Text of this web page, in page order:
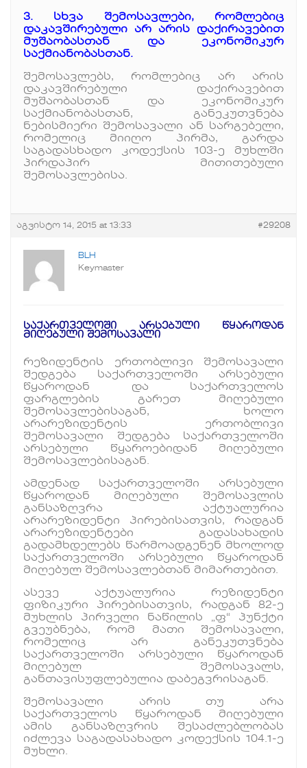
3. სხვა შემოსავლები, რომლებიც
დაკავშირებული არ არის დაქირავებით
მუშაობასთან და ეკონომიკურ
საქმიანობასთან.
შემოსავლებს, რომლებიც არ არის
დაკავშირებული დაქირავებით
მუშაობასთან და ეკონომიკურ
საქმიანობასთან, განეკუთვნება
ნებისმიერი შემოსავალი ან სარგებელი,
რომელიც მიიღო პირმა, გარდა
საგადასხადო კოდექსის 103-ე მუხლში
პირდაპირ მითითებული
შემოსავლებისა.
აგვისტო 14, 2015 at 13:33 #29208
BLH
Keymaster
საქართველოში არსებული წყაროდან
მიღებული შემოსავალი
რეზიდენტის ერთობლივი შემოსავალი
შედგება საქართველოში არსებული
წყაროდან და საქართველოს
ფარგლების გარეთ მიღებული
შემოსავლებისაგან, ხოლო
არარეზიდენტის ერთობლივი
შემოსავალი შედგება საქართველოში
არსებული წყაროებიდან მიღებული
შემოსავლებისაგან.
ამდენად საქართველოში არსებული
წყაროდან მიღებული შემოსავლის
განსაზღვრა აქტუალურია
არარეზიდენტი პირებისათვის, რადგან
არარეზიდენტები გადასახადის
გადამხდელებს წარმოადგენენ მხოლოდ
საქართველოში არსებული წყაროდან
მიღებულ შემოსავლებთან მიმართებით.
ასევე აქტუალურია რეზიდენტი
ფიზიკური პირებისათვის, რადგან 82-ე
მუხლის პირველი ნაწილის „ფ“ პუნქტი
გვეუბნება, რომ მათი შემოსავალი,
რომელიც არ განეკუთვნება
საქართველოში არსებული წყაროდან
მიღებულ შემოსავალს,
განთავისუფლებულია დაბეგვრისაგან.
შემოსავალი არის თუ არა
საქართველოს წყაროდან მიღებული
ამის განსაზღვრის შესაძლებლობას
იძლევა საგადასახადო კოდექსის 104.1-ე
მუხლი.